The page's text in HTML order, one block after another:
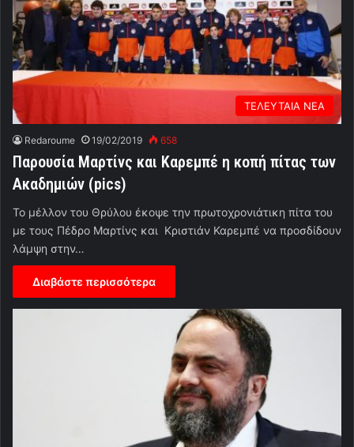
ΤΕΛΕΥΤΑΙΑ ΝΕΑ
Redaroume 19/02/2019 658
Παρουσία Μαρτίνς και Καρεμπέ η κοπή πίτας των
Ακαδημιών (pics)
Το μέλλον του Θρύλου έκοψε την πρωτοχρονιάτικη πίτα του
με τους Πέδρο Μαρτίνς και Κριστιάν Καρεμπέ να προσδίδουν
λάμψη στην…
Διαβάστε περισσότερα